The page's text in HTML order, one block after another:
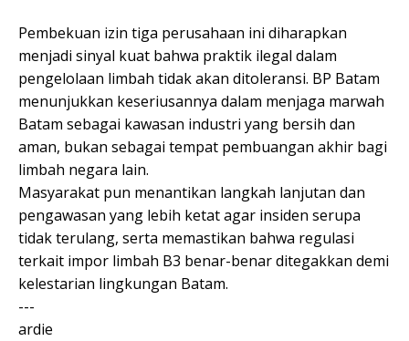
Pembekuan izin tiga perusahaan ini diharapkan
menjadi sinyal kuat bahwa praktik ilegal dalam
pengelolaan limbah tidak akan ditoleransi. BP Batam
menunjukkan keseriusannya dalam menjaga marwah
Batam sebagai kawasan industri yang bersih dan
aman, bukan sebagai tempat pembuangan akhir bagi
limbah negara lain.
Masyarakat pun menantikan langkah lanjutan dan
pengawasan yang lebih ketat agar insiden serupa
tidak terulang, serta memastikan bahwa regulasi
terkait impor limbah B3 benar-benar ditegakkan demi
kelestarian lingkungan Batam.
---
ardie